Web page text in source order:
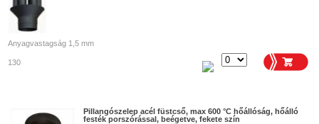
Anyagvastagság 1,5 mm
130
Pillangószelep acél füstcső, max 600 °C hőállóság, hőálló
festék porszórással, beégetve, fekete szín